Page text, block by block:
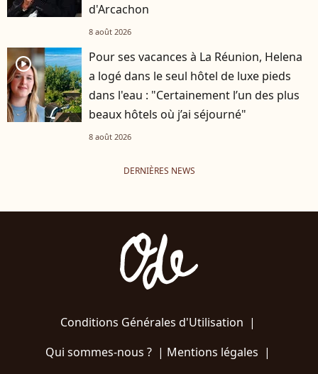
d'Arcachon
8 août 2026
player2
Pour ses vacances à La Réunion, Helena
a logé dans le seul hôtel de luxe pieds
dans l'eau : "Certainement l’un des plus
beaux hôtels où j’ai séjourné"
8 août 2026
DERNIÈRES NEWS
Conditions Générales d'Utilisation |
Qui sommes-nous ?| Mentions légales |